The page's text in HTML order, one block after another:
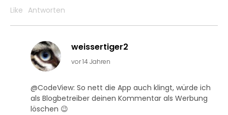
Like Antworten
weissertiger2
vor 14 Jahren
@CodeView: So nett die App auch klingt, würde ich
als Blogbetreiber deinen Kommentar als Werbung
löschen 😉